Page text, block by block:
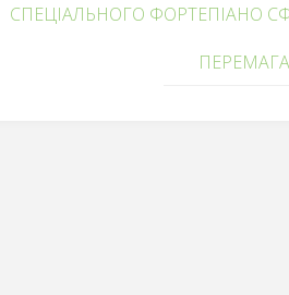
СПЕЦІАЛЬНОГО ФОРТЕПІАНО